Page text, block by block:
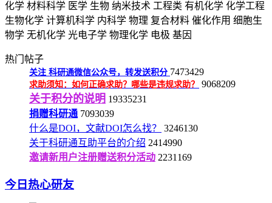
化学 材料科学 医学 生物 纳米技术 工程类 有机化学 化学工程
生物化学 计算机科学 内科学 物理 复合材料 催化作用 细胞生
物学 无机化学 光电子学 物理化学 电极 基因
热门帖子
关注 科研通微信公众号，转发送积分 7473429
求助须知：如何正确求助？哪些是违规求助？ 9068209
关于积分的说明 19335231
捐赠科研通 7093039
什么是DOI，文献DOI怎么找？
3246130
关于科研通互助平台的介绍 2414990
邀请新用户注册赠送积分活动 2231169
今日热心研友